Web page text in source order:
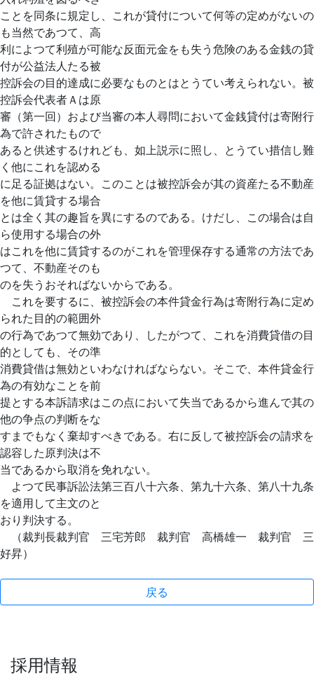
ことを同条に規定し、これが貸付について何等の定めがないの
も当然であつて、高
利によつて利殖が可能な反面元金をも失う危険のある金銭の貸
付が公益法人たる被
控訴会の目的達成に必要なものとはとうてい考えられない。被
控訴会代表者Ａは原
審（第一回）および当審の本人尋問において金銭貸付は寄附行
為で許されたもので
あると供述するけれども、如上説示に照し、とうてい措信し難
く他にこれを認める
に足る証拠はない。このことは被控訴会が其の資産たる不動産
を他に賃貸する場合
とは全く其の趣旨を異にするのである。けだし、この場合は自
ら使用する場合の外
はこれを他に賃貸するのがこれを管理保存する通常の方法であ
つて、不動産そのも
のを失うおそればないからである。
これを要するに、被控訴会の本件貸金行為は寄附行為に定め
られた目的の範囲外
の行為であつて無効であり、したがつて、これを消費貸借の目
的としても、その準
消費貸借は無効といわなければならない。そこで、本件貸金行
為の有効なことを前
提とする本訴請求はこの点において失当であるから進んで其の
他の争点の判断をな
すまでもなく棄却すべきである。右に反して被控訴会の請求を
認容した原判決は不
当であるから取消を免れない。
よつて民事訴訟法第三百八十六条、第九十六条、第八十九条
を適用して主文のと
おり判決する。
（裁判長裁判官 三宅芳郎 裁判官 高橋雄一 裁判官 三
好昇）
戻る
採用情報